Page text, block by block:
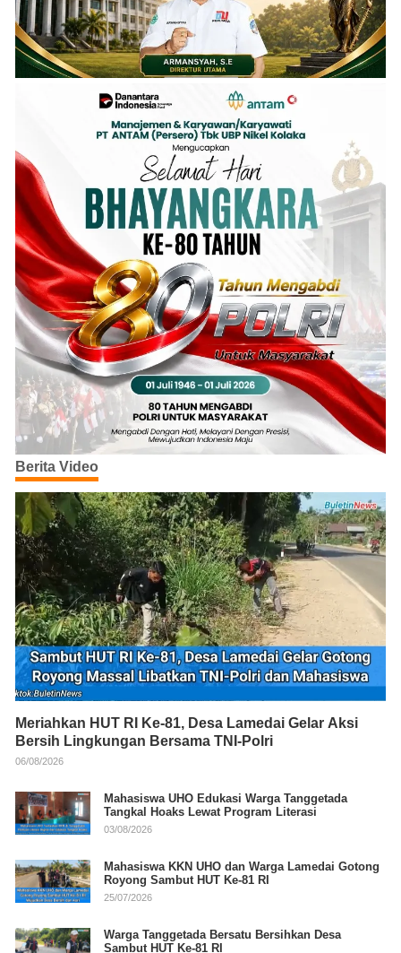
Berita Video
Meriahkan HUT RI Ke-81, Desa Lamedai Gelar Aksi
Bersih Lingkungan Bersama TNI-Polri
06/08/2026
Mahasiswa UHO Edukasi Warga Tanggetada
Tangkal Hoaks Lewat Program Literasi
03/08/2026
Mahasiswa KKN UHO dan Warga Lamedai Gotong
Royong Sambut HUT Ke-81 RI
25/07/2026
Warga Tanggetada Bersatu Bersihkan Desa
Sambut HUT Ke-81 RI